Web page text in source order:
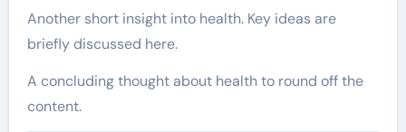
Another short insight into health. Key ideas are
briefly discussed here.
A concluding thought about health to round off the
content.